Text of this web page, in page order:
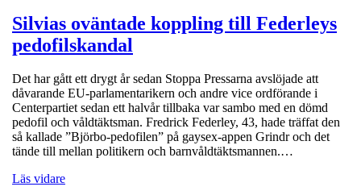
Silvias oväntade koppling till Federleys
pedofilskandal
Det har gått ett drygt år sedan Stoppa Pressarna avslöjade att
dåvarande EU-parlamentarikern och andre vice ordförande i
Centerpartiet sedan ett halvår tillbaka var sambo med en dömd
pedofil och våldtäktsman. Fredrick Federley, 43, hade träffat den
så kallade ”Björbo-pedofilen” på gaysex-appen Grindr och det
tände till mellan politikern och barnvåldtäktsmannen.…
Läs vidare